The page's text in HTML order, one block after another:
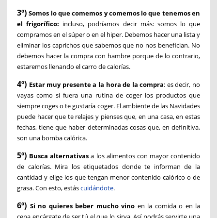
3º)Somos lo que comemos y comemos lo que tenemos en
el frigorífico: incluso, podríamos decir más: somos lo que
compramos en el súper o en el hiper. Debemos hacer una lista y
eliminar los caprichos que sabemos que no nos benefician. No
debemos hacer la compra con hambre porque de lo contrario,
estaremos llenando el carro de calorías.
4º) Estar muy presente a la hora de la compra: es decir, no
vayas como si fuera una rutina de coger los productos que
siempre coges o te gustaría coger. El ambiente de las Navidades
puede hacer que te relajes y pienses que, en una casa, en estas
fechas, tiene que haber determinadas cosas que, en definitiva,
son una bomba calórica.
5º) Busca alternativas a los alimentos con mayor contenido
de calorías. Mira los etiquetados donde te informan de la
cantidad y elige los que tengan menor contenido calórico o de
grasa. Con esto, estáscuidándote.
6º) Si no quieres beber mucho vino en la comida o en la